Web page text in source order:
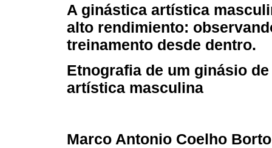
A ginástica artística
alto rendimiento:
treinamento desde dentro.
Etnografia de um ginásio
artística masculina
Marco Antonio Coelho